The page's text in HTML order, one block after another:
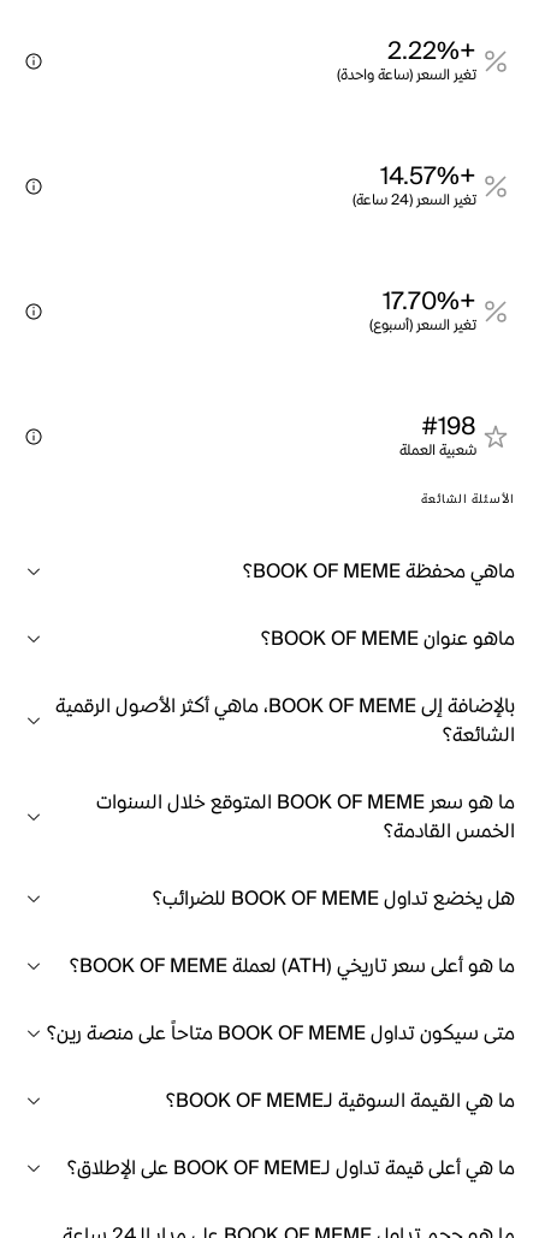
+2.22%
تغير السعر (ساعة واحدة)
+14.57%
تغير السعر (24 ساعة)
+17.70%
تغير السعر (أسبوع)
#198
شعبية العملة
الأسئلة الشائعة
ماهي محفظة BOOK OF MEME؟
ماهو عنوان BOOK OF MEME؟
بالإضافة إلى BOOK OF MEME، ماهي أكثر الأصول الرقمية
الشائعة؟
ما هو سعر BOOK OF MEME المتوقع خلال السنوات
الخمس القادمة؟
هل يخضع تداول BOOK OF MEME للضرائب؟
ما هو أعلى سعر تاريخي (ATH) لعملة BOOK OF MEME؟
متى سيكون تداول BOOK OF MEME متاحاً على منصة رين؟
ما هي القيمة السوقية لـBOOK OF MEME؟
ما هي أعلى قيمة تداول لـBOOK OF MEME على الإطلاق؟